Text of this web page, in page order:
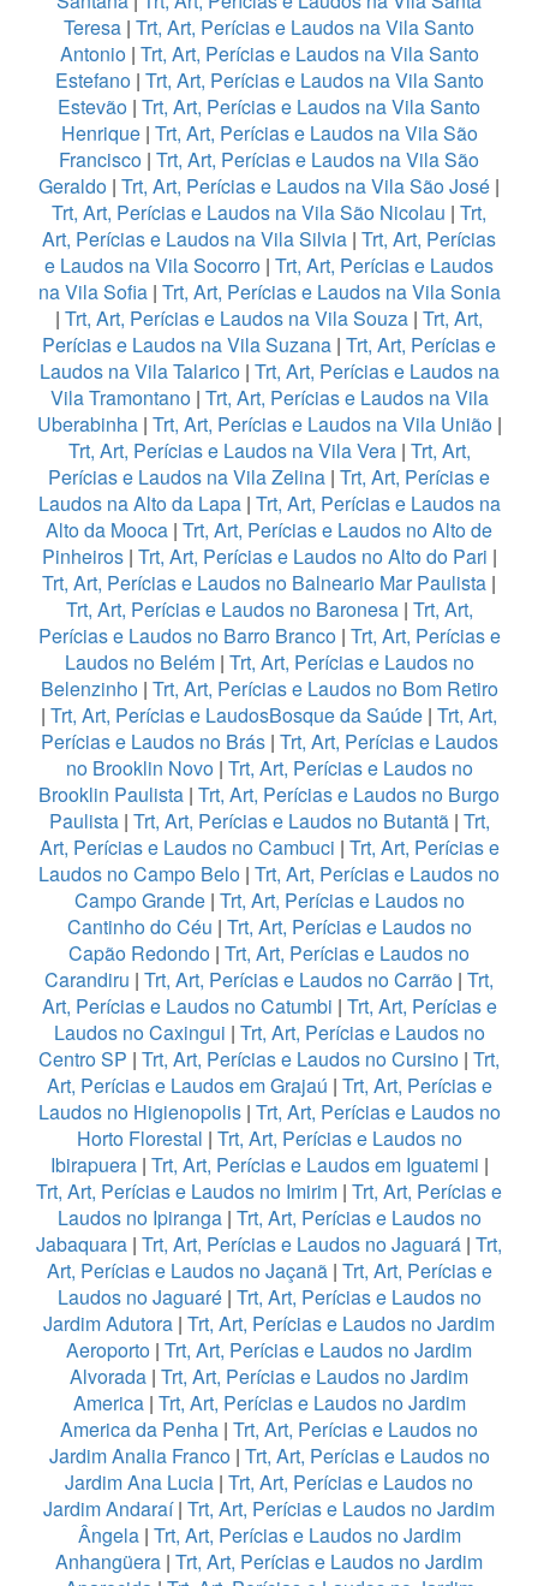
Teresa | Trt, Art, Perícias e Laudos na Vila Santo
Antonio| Trt, Art, Perícias e Laudos na Vila Santo
Estefano| Trt, Art, Perícias e Laudos na Vila Santo
Estevão | Trt, Art, Perícias e Laudos na Vila Santo
Henrique| Trt, Art, Perícias e Laudos na Vila São
Francisco | Trt, Art, Perícias e Laudos na Vila São
Geraldo | Trt, Art, Perícias e Laudos na Vila São José |
Trt, Art, Perícias e Laudos na Vila São Nicolau | Trt,
Art, Perícias e Laudos na Vila Silvia | Trt, Art, Perícias
e Laudos na Vila Socorro | Trt, Art, Perícias e Laudos
na Vila Sofia| Trt, Art, Perícias e Laudos na Vila Sonia
| Trt, Art, Perícias e Laudos na Vila Souza | Trt, Art,
Perícias e Laudos na Vila Suzana | Trt, Art, Perícias e
Laudos na Vila Talarico| Trt, Art, Perícias e Laudos na
Vila Tramontano| Trt, Art, Perícias e Laudos na Vila
Uberabinha| Trt, Art, Perícias e Laudos na Vila União|
Trt, Art, Perícias e Laudos na Vila Vera| Trt, Art,
Perícias e Laudos na Vila Zelina | Trt, Art, Perícias e
Laudos na Alto da Lapa| Trt, Art, Perícias e Laudos na
Alto da Mooca | Trt, Art, Perícias e Laudos no Alto de
Pinheiros| Trt, Art, Perícias e Laudos no Alto do Pari |
Trt, Art, Perícias e Laudos no Balneario Mar Paulista |
Trt, Art, Perícias e Laudos no Baronesa| Trt, Art,
Perícias e Laudos no Barro Branco| Trt, Art, Perícias e
Laudos no Belém| Trt, Art, Perícias e Laudos no
Belenzinho| Trt, Art, Perícias e Laudos no Bom Retiro
| Trt, Art, Perícias e LaudosBosque da Saúde | Trt, Art,
Perícias e Laudos no Brás| Trt, Art, Perícias e Laudos
no Brooklin Novo| Trt, Art, Perícias e Laudos no
Brooklin Paulista | Trt, Art, Perícias e Laudos no Burgo
Paulista| Trt, Art, Perícias e Laudos no Butantã| Trt,
Art, Perícias e Laudos no Cambuci | Trt, Art, Perícias e
Laudos no Campo Belo | Trt, Art, Perícias e Laudos no
Campo Grande| Trt, Art, Perícias e Laudos no
Cantinho do Céu | Trt, Art, Perícias e Laudos no
Capão Redondo | Trt, Art, Perícias e Laudos no
Carandiru | Trt, Art, Perícias e Laudos no Carrão | Trt,
Art, Perícias e Laudos no Catumbi | Trt, Art, Perícias e
Laudos no Caxingui | Trt, Art, Perícias e Laudos no
Centro SP | Trt, Art, Perícias e Laudos no Cursino | Trt,
Art, Perícias e Laudos em Grajaú | Trt, Art, Perícias e
Laudos no Higienopolis| Trt, Art, Perícias e Laudos no
Horto Florestal | Trt, Art, Perícias e Laudos no
Ibirapuera| Trt, Art, Perícias e Laudos em Iguatemi |
Trt, Art, Perícias e Laudos no Imirim | Trt, Art, Perícias e
Laudos no Ipiranga| Trt, Art, Perícias e Laudos no
Jabaquara | Trt, Art, Perícias e Laudos no Jaguará | Trt,
Art, Perícias e Laudos no Jaçanã| Trt, Art, Perícias e
Laudos no Jaguaré| Trt, Art, Perícias e Laudos no
Jardim Adutora | Trt, Art, Perícias e Laudos no Jardim
Aeroporto | Trt, Art, Perícias e Laudos no Jardim
Alvorada | Trt, Art, Perícias e Laudos no Jardim
America| Trt, Art, Perícias e Laudos no Jardim
America da Penha | Trt, Art, Perícias e Laudos no
Jardim Analia Franco| Trt, Art, Perícias e Laudos no
Jardim Ana Lucia | Trt, Art, Perícias e Laudos no
Jardim Andaraí| Trt, Art, Perícias e Laudos no Jardim
Ângela| Trt, Art, Perícias e Laudos no Jardim
Anhangüera | Trt, Art, Perícias e Laudos no Jardim